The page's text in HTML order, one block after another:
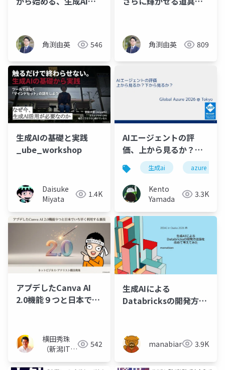
角渕由英 546 角渕由英 809
生成AIの基礎と実践
_ube_workshop
Daisuke
Miyata
1.4K
AIエージェントの評
価、上から見るか？下
から見るか？
生成ai azure
Kento
Yamada
3.3K
アプデしたCanva AI
2.0機能９つと日本でい
横田秀珠
（新潟ITコ
542
生成AIによる
Databricksの開発方法
manabian 3.9K